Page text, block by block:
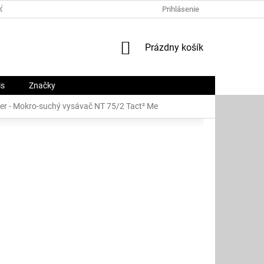
PORIADOK O NÁS
Prihlásenie
NÁKUPNÝ
Prázdny košík
Značky
- Mokro-suchý vysávač NT 75/2 Tact² Me